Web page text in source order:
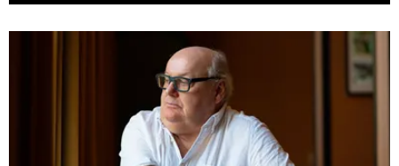
F45 Training med partners som bland annat Mark Wahlberg och
David Beckham i spetsen har nått stora framgångar med sina